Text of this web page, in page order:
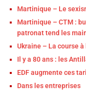
Martinique – Le
Martinique – CTM :
patronat tend les
Ukraine – La course à
Il y a 80 ans : les
EDF augmente ces
Dans les entreprises